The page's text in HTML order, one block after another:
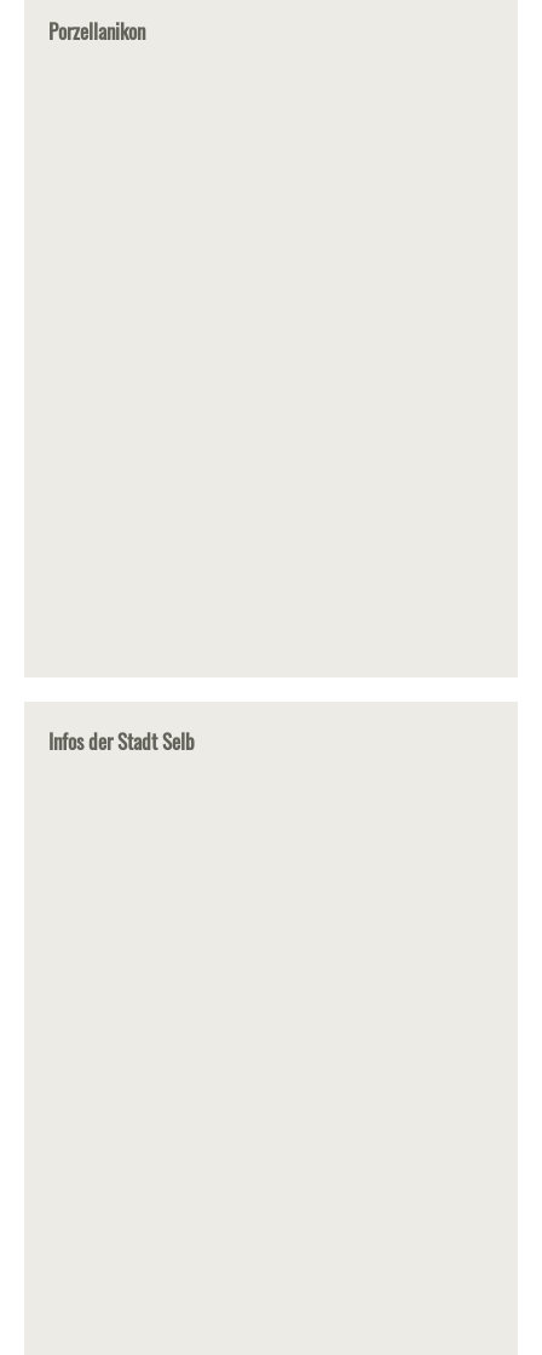
Porzellanikon
Infos der Stadt Selb